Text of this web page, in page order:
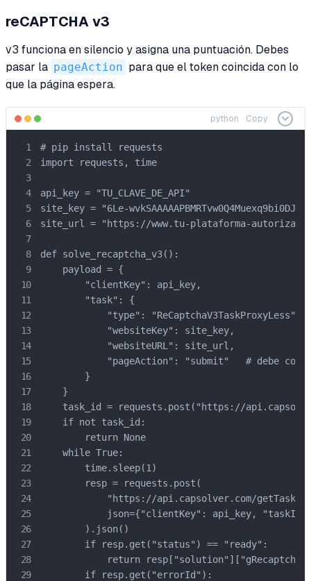
reCAPTCHA v3
v3 funciona en silencio y asigna una puntuación. Debes
pasar la pageAction para que el token coincida con lo
que la página espera.
python Copy
# pip install requests
import requests, time
api_key = "TU_CLAVE_DE_API"
site_key = "6Le-
site_url = "https://www.tu-plataforma-
def solve_recaptcha_v3():
    payload = {
        "clientKey": api_key,
        "task": {
            "type": "ReCaptchaV3TaskProxyLess",
            "websiteKey": site_key,
            "websiteURL": site_url,
"pageAction": "submit"   # debe
        }
    }
task_id = requests.post("https://
    if not task_id:
        return None
    while True:
        time.sleep(1)
        resp = requests.post(
"https://api.capsolver.com/
json={"clientKey": api_key,
        ).json()
        if resp.get("status") == "ready":
return
        if resp.get("errorId"):